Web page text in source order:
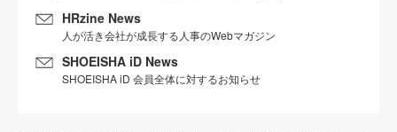
HRzine News
人が活き会社が成長する人事のWebマガジン
SHOEISHA iD News
SHOEISHA iD 会員全体に対するお知らせ